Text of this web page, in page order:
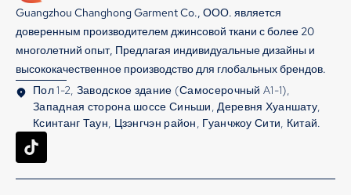
Guangzhou Changhong Garment Co., ООО. является
доверенным производителем джинсовой ткани с более 20
многолетний опыт, Предлагая индивидуальные дизайны и
высококачественное производство для глобальных брендов.
Пол 1-2, Заводское здание (Самосерочный A1-1),
Западная сторона шоссе Синьши, Деревня Хуаншату,
Ксинтанг Таун, Цзэнгчэн район, Гуанчжоу Сити, Китай.